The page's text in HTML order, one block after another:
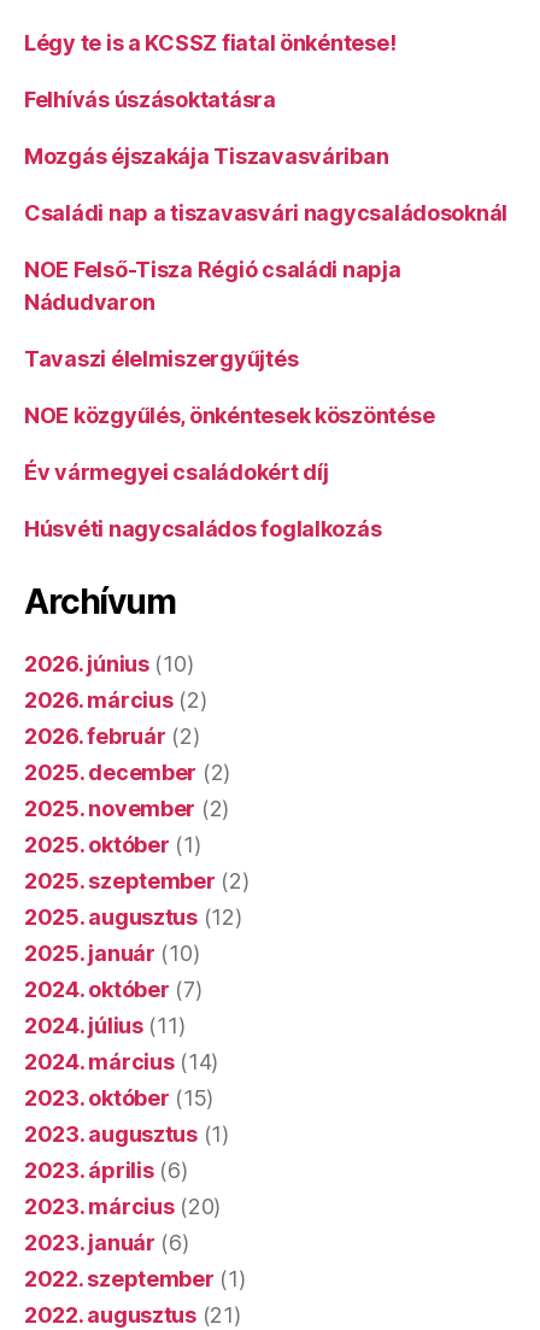
Légy te is a KCSSZ fiatal önkéntese!
Felhívás úszásoktatásra
Mozgás éjszakája Tiszavasváriban
Családi nap a tiszavasvári nagycsaládosoknál
NOE Felső-Tisza Régió családi napja
Nádudvaron
Tavaszi élelmiszergyűjtés
NOE közgyűlés, önkéntesek köszöntése
Év vármegyei családokért díj
Húsvéti nagycsaládos foglalkozás
Archívum
2026. június(10)
2026. március(2)
2026. február (2)
2025. december (2)
2025. november (2)
2025. október (1)
2025. szeptember (2)
2025. augusztus(12)
2025. január (10)
2024. október (7)
2024. július(11)
2024. március(14)
2023. október (15)
2023. augusztus(1)
2023. április(6)
2023. március(20)
2023. január (6)
2022. szeptember (1)
2022. augusztus(21)